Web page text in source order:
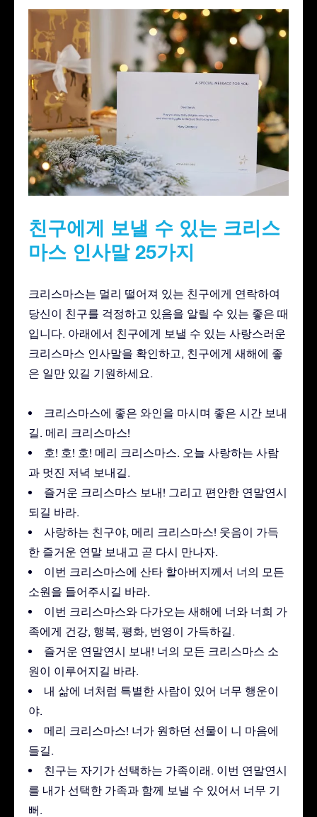
친구에게 보낼 수 있는 크리스
마스 인사말 25가지
크리스마스는 멀리 떨어져 있는 친구에게 연락하여
당신이 친구를 걱정하고 있음을 알릴 수 있는 좋은 때
입니다. 아래에서 친구에게 보낼 수 있는 사랑스러운
크리스마스 인사말을 확인하고, 친구에게 새해에 좋
은 일만 있길 기원하세요.
크리스마스에 좋은 와인을 마시며 좋은 시간 보내
길. 메리 크리스마스!
호! 호! 호! 메리 크리스마스. 오늘 사랑하는 사람
과 멋진 저녁 보내길.
즐거운 크리스마스 보내! 그리고 편안한 연말연시
되길 바라.
사랑하는 친구야, 메리 크리스마스! 웃음이 가득
한 즐거운 연말 보내고 곧 다시 만나자.
이번 크리스마스에 산타 할아버지께서 너의 모든
소원을 들어주시길 바라.
이번 크리스마스와 다가오는 새해에 너와 너희 가
족에게 건강, 행복, 평화, 번영이 가득하길.
즐거운 연말연시 보내! 너의 모든 크리스마스 소
원이 이루어지길 바라.
내 삶에 너처럼 특별한 사람이 있어 너무 행운이
야.
메리 크리스마스! 너가 원하던 선물이 니 마음에
들길.
친구는 자기가 선택하는 가족이래. 이번 연말연시
를 내가 선택한 가족과 함께 보낼 수 있어서 너무 기
뻐.